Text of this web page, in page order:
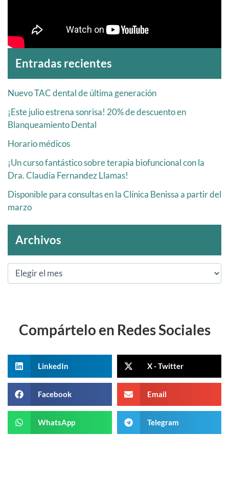
Entradas recientes
Nuevo TAC dental de última generación
¡Este julio estrena sonrisa! 20% de descuento en
Blanqueamiento Dental
Horario médicos
¡Un curso fantástico sobre terapia biofuncional con la
Dra. Claudia Fernandez Llamas!
Disponible para consultas en la Clínica Benissa a partir del
marzo
Archivos
Compártelo en Redes Sociales
LinkedIn X - Twitter
Facebook Email
WhatsApp Telegram